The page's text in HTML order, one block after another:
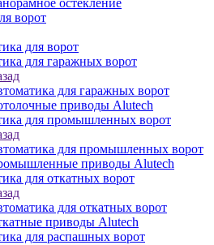
остекление
ворот
для ворот
для гаражных ворот
для гаражных ворот
приводы Alutech
для промышленных ворот
для промышленных ворот
приводы Alutech
для откатных ворот
для откатных ворот
приводы Alutech
для распашных ворот